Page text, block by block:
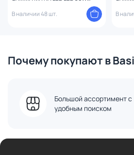
В наличии 48 шт.
В
Почему покупают в
Большой ассортимент с
удобным поиском